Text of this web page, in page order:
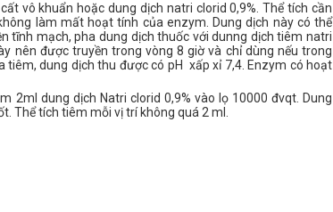
vô khuẩn hoặc dung dịch natri clorid 0,9%. Thể tích cần
làm mất hoạt tính của enzym. Dung dịch này có thể
tĩnh mạch, pha dung dịch thuốc với dunng dịch tiêm natri
nên được truyền trong vòng 8 giờ và chỉ dùng nếu trong
tiêm, dung dịch thu được có pH xấp xỉ 7,4. Enzym có hoạt
2ml dung dịch Natri clorid 0,9% vào lọ 10000 đvqt. Dung
Thể tích tiêm mỗi vị trí không quá 2 ml